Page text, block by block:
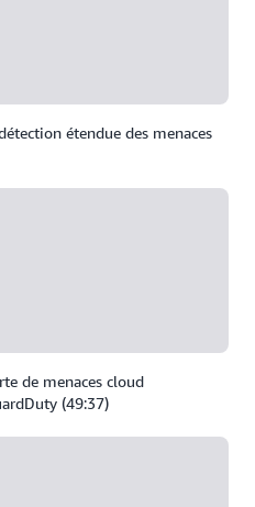
étendue des menaces
de menaces cloud
(49:37)